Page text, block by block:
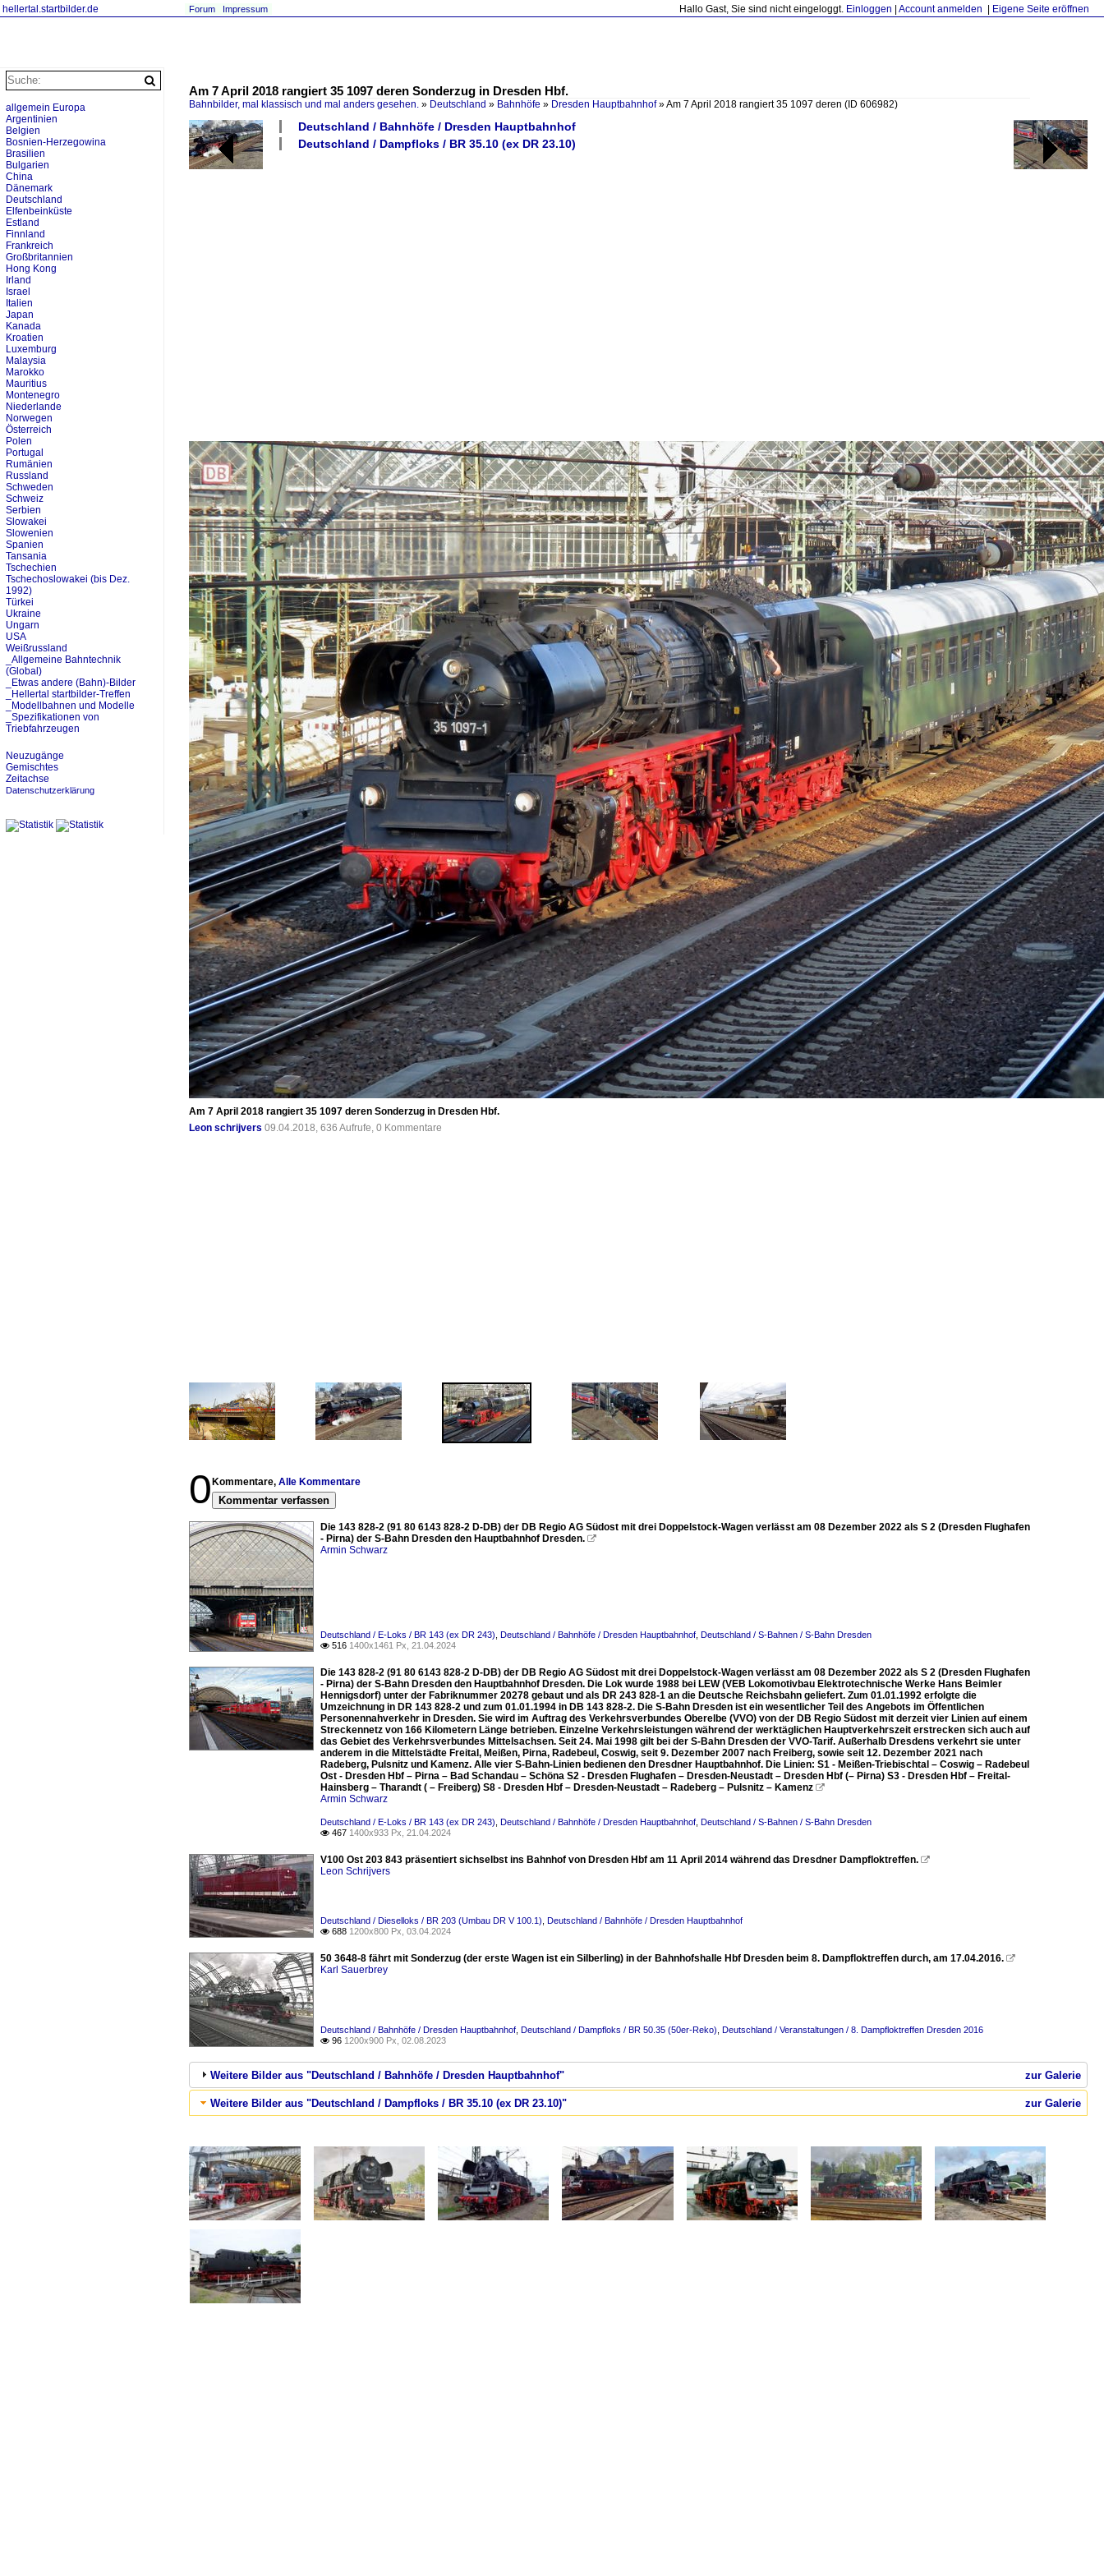
hellertal.startbilder.de Hallo Gast, Sie sind nicht eingeloggt. Einloggen Account anmelden Eigene Seite eröffnen
Forum Impressum
Am 7 April 2018 rangiert 35 1097 deren Sonderzug in Dresden Hbf.
Bahnbilder, mal klassisch und mal anders gesehen. » Deutschland » Bahnhöfe » Dresden Hauptbahnhof»Am 7 April 2018 rangiert 35 1097 deren (ID 606982)
Deutschland / Bahnhöfe / Dresden Hauptbahnhof
Deutschland / Dampfloks / BR 35.10 (ex DR 23.10)
Am 7 April 2018 rangiert 35 1097 deren Sonderzug in Dresden Hbf.
Leon schrijvers 09.04.2018, 636 Aufrufe, 0 Kommentare
0 Kommentare, Alle Kommentare
Kommentar verfassen
Die 143 828-2 (91 80 6143 828-2 D-DB) der DB Regio AG Südost mit drei Doppelstock-Wagen verlässt am 08 Dezember 2022 als S 2 (Dresden Flughafen
- Pirna) der S-Bahn Dresden den Hauptbahnhof Dresden. 
Armin Schwarz
Deutschland / E-Loks / BR 143 (ex DR 243) Deutschland / Bahnhöfe / Dresden Hauptbahnhof Deutschland / S-Bahnen / S-Bahn Dresden
 516 1400x1461 Px, 21.04.2024
Die 143 828-2 (91 80 6143 828-2 D-DB) der DB Regio AG Südost mit drei Doppelstock-Wagen verlässt am 08 Dezember 2022 als S 2 (Dresden Flughafen
- Pirna) der S-Bahn Dresden den Hauptbahnhof Dresden. Die Lok wurde 1988 bei LEW (VEB Lokomotivbau Elektrotechnische Werke Hans Beimler
Hennigsdorf) unter der Fabriknummer 20278 gebaut und als DR 243 828-1 an die Deutsche Reichsbahn geliefert. Zum 01.01.1992 erfolgte die
Umzeichnung in DR 143 828-2 und zum 01.01.1994 in DB 143 828-2. Die S-Bahn Dresden ist ein wesentlicher Teil des Angebots im Öffentlichen
Personennahverkehr in Dresden. Sie wird im Auftrag des Verkehrsverbundes Oberelbe (VVO) von der DB Regio Südost mit derzeit vier Linien auf einem
Streckennetz von 166 Kilometern Länge betrieben. Einzelne Verkehrsleistungen während der werktäglichen Hauptverkehrszeit erstrecken sich auch auf
das Gebiet des Verkehrsverbundes Mittelsachsen. Seit 24. Mai 1998 gilt bei der S-Bahn Dresden der VVO-Tarif. Außerhalb Dresdens verkehrt sie unter
anderem in die Mittelstädte Freital, Meißen, Pirna, Radebeul, Coswig, seit 9. Dezember 2007 nach Freiberg, sowie seit 12. Dezember 2021 nach
Radeberg, Pulsnitz und Kamenz. Alle vier S-Bahn-Linien bedienen den Dresdner Hauptbahnhof. Die Linien: S1 - Meißen-Triebischtal – Coswig – Radebeul
Ost - Dresden Hbf – Pirna – Bad Schandau – Schöna S2 - Dresden Flughafen – Dresden-Neustadt – Dresden Hbf (– Pirna) S3 - Dresden Hbf – Freital-
Hainsberg – Tharandt ( – Freiberg) S8 - Dresden Hbf – Dresden-Neustadt – Radeberg – Pulsnitz – Kamenz 
Armin Schwarz
Deutschland / E-Loks / BR 143 (ex DR 243) Deutschland / Bahnhöfe / Dresden Hauptbahnhof Deutschland / S-Bahnen / S-Bahn Dresden
 467 1400x933 Px, 21.04.2024
V100 Ost 203 843 präsentiert sichselbst ins Bahnhof von Dresden Hbf am 11 April 2014 während das Dresdner Dampfloktreffen. 
Leon Schrijvers
Deutschland / Dieselloks / BR 203 (Umbau DR V 100.1) Deutschland / Bahnhöfe / Dresden Hauptbahnhof
 688 1200x800 Px, 03.04.2024
50 3648-8 fährt mit Sonderzug (der erste Wagen ist ein Silberling) in der Bahnhofshalle Hbf Dresden beim 8. Dampfloktreffen durch, am 17.04.2016. 
Karl Sauerbrey
Deutschland / Bahnhöfe / Dresden Hauptbahnhof Deutschland / Dampfloks / BR 50.35 (50er-Reko) Deutschland / Veranstaltungen / 8. Dampfloktreffen Dresden 2016
 96 1200x900 Px, 02.08.2023
zur Galerie
Weitere Bilder aus "Deutschland / Bahnhöfe / Dresden Hauptbahnhof"
zur Galerie
Weitere Bilder aus "Deutschland / Dampfloks / BR 35.10 (ex DR 23.10)"
allgemein Europa
Argentinien
Belgien
Bosnien-Herzegowina
Brasilien
Bulgarien
China
Dänemark
Deutschland
Elfenbeinküste
Estland
Finnland
Frankreich
Großbritannien
Hong Kong
Irland
Israel
Italien
Japan
Kanada
Kroatien
Luxemburg
Malaysia
Marokko
Mauritius
Montenegro
Niederlande
Norwegen
Österreich
Polen
Portugal
Rumänien
Russland
Schweden
Schweiz
Serbien
Slowakei
Slowenien
Spanien
Tansania
Tschechien
Tschechoslowakei (bis Dez.
1992)
Türkei
Ukraine
Ungarn
USA
Weißrussland
_Allgemeine Bahntechnik
(Global)
_Etwas andere (Bahn)-Bilder
_Hellertal startbilder-Treffen
_Modellbahnen und Modelle
_Spezifikationen von
Triebfahrzeugen
Neuzugänge
Gemischtes
Zeitachse
Datenschutzerklärung